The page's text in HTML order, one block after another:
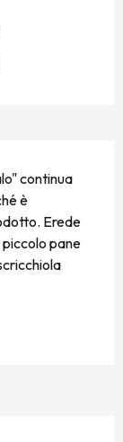
continua
è
Erede
pane